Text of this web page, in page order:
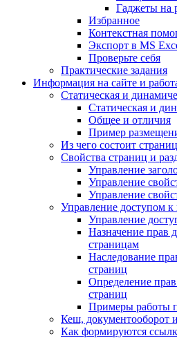
Гаджеты на
Избранное
Контекстная
Экспорт в MS
Проверьте себя
Практические задания
Информация на сайте и
Статическая и
Статическая и
Общее и отличия
Пример
Из чего состоит
Свойства страниц и
Управление
Управление
Управление
Управление доступом
Управление
Назначение прав
страницам
Наследование
страниц
Определение
страниц
Примеры работы
Кеш, документооборот
Как формируются